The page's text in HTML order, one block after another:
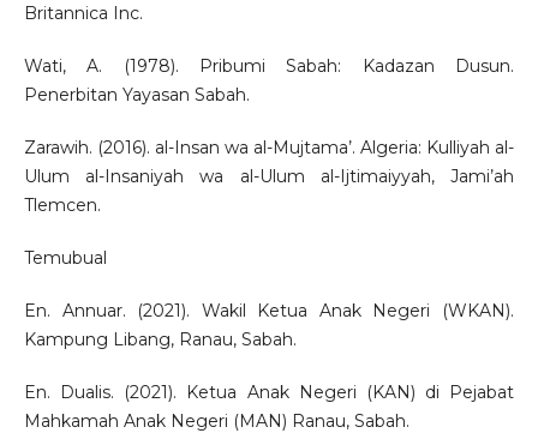
Britannica Inc.
Wati, A. (1978). Pribumi Sabah: Kadazan Dusun.
Penerbitan Yayasan Sabah.
Zarawih. (2016). al-Insan wa al-Mujtama’. Algeria: Kulliyah al-
Ulum al-Insaniyah wa al-Ulum al-Ijtimaiyyah, Jami’ah
Tlemcen.
Temubual
En. Annuar. (2021). Wakil Ketua Anak Negeri (WKAN).
Kampung Libang, Ranau, Sabah.
En. Dualis. (2021). Ketua Anak Negeri (KAN) di Pejabat
Mahkamah Anak Negeri (MAN) Ranau, Sabah.